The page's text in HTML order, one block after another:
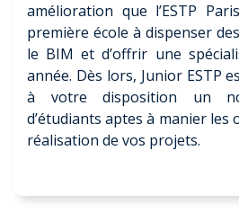
amélioration que l’ESTP
première école à dispenser
le BIM et d’offrir une
année. Dès lors, Junior ESTP
à votre disposition un
d’étudiants aptes à manier
réalisation de vos projets.